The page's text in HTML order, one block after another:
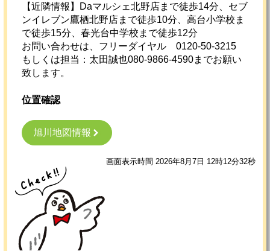
【近隣情報】Daマルシェ北野店まで徒歩14分、セブ
ンイレブン鷹栖北野店まで徒歩10分、高台小学校ま
で徒歩15分、春光台中学校まで徒歩12分
お問い合わせは、フリーダイヤル 0120-50-3215
もしくは担当：太田誠也080-9866-4590までお願い
致します。
位置確認
旭川地図情報
画面表示時間 2026年8月7日 12時12分32秒